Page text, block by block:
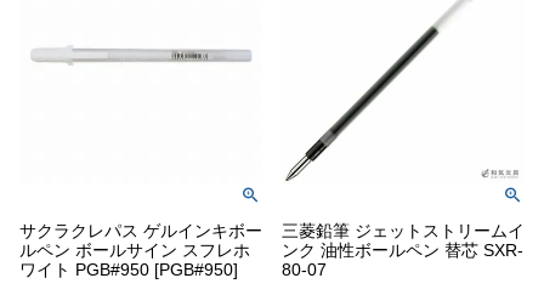
サクラクレパス ゲルインキボー
ルペン ボールサイン スフレホ
ワイト PGB#950 [PGB#950]
三菱鉛筆 ジェットストリームイ
ンク 油性ボールペン 替芯 SXR-
80-07